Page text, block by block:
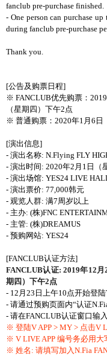
fanclub pre-purchase finished.
- One person can purchase
during fanclub pre-purchase
Thank you.
[公告及购票日程]
※ FANCLUB优先购票：
（星期四）下午2点
※ 普通购票：2020年1月6日
[演出信息]
- 演出名称: N.Flying FLY
- 演出时间: 2020年2月1日（
- 演出场馆: YES24 LIVE
- 演出票价: 77,000韩元
- 观览人群: 满7周岁以上
- 主办: (株)FNC
- 主管: (株)DREAMUS
- 预购网站: YES24
[FANCLUB认证方法]
FANCLUB认证: 2019年12
期四）下午2点
- 12月23日上午10点开始登陆
- 请通过预购页面内“认证
- 请在FANCLUB认证窗口输
※ 登陆V APP > MY > 点击V
※ V LIVE APP 编号务必用
※ 姓名: 请填写加入N.Fia